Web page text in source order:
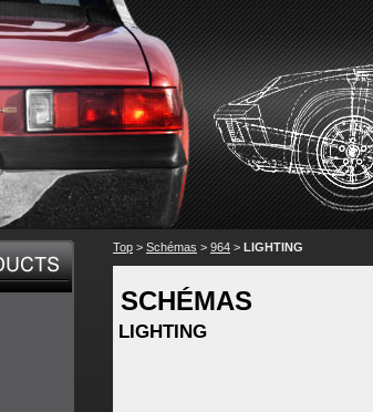
Top > Schémas > 964 > LIGHTING
SCHÉMAS
LIGHTING